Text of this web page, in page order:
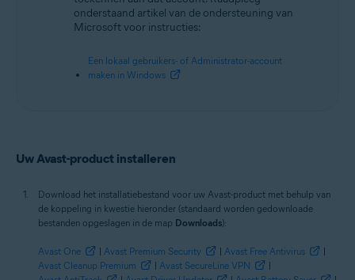
onderstaand artikel van de ondersteuning van
Microsoft voor instructies:
Een lokaal gebruikers- of Administrator-account
maken in Windows
Uw Avast-product installeren
Download het installatiebestand voor uw Avast-product met behulp van
de koppeling in kwestie hieronder (standaard worden gedownloade
bestanden opgeslagen in de map Downloads):
Avast One | Avast Premium Security | Avast Free Antivirus
|
Avast Cleanup Premium
| Avast SecureLine VPN
|